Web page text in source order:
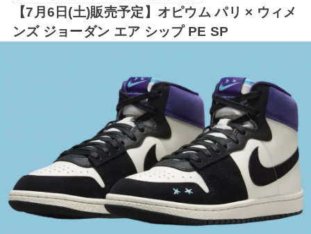
【7月6日(土)販売予定】オピウム パリ × ウィメ
ンズ ジョーダン エア シップ PE SP